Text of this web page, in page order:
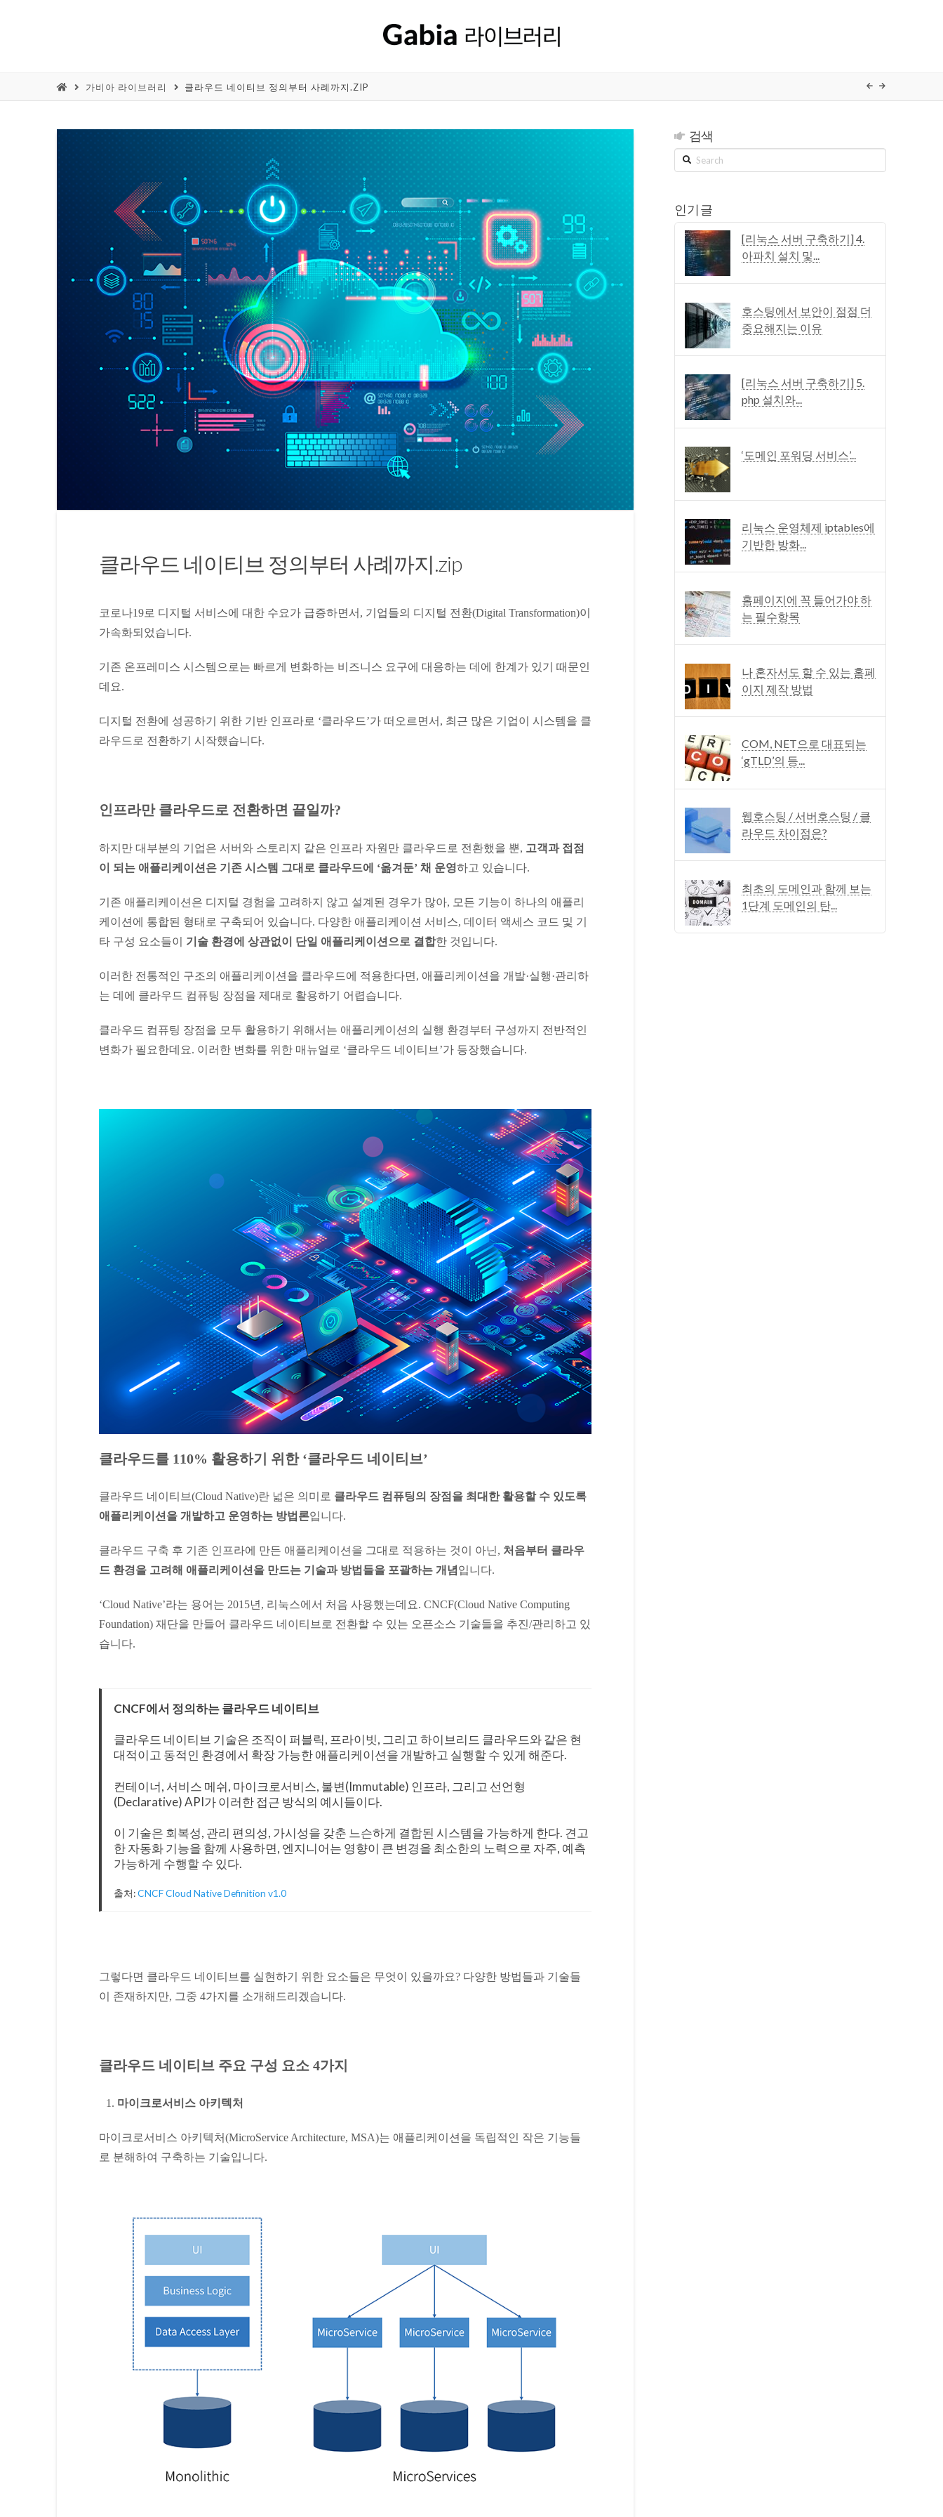
가비아 라이브러리 클라우드 네이티브 정의부터 사례까지.ZIP
클라우드 네이티브 정의부터 사례까지.zip
코로나19로 디지털 서비스에 대한 수요가 급증하면서, 기업들의 디지털 전환(Digital Transformation)이
가속화되었습니다.
기존 온프레미스 시스템으로는 빠르게 변화하는 비즈니스 요구에 대응하는 데에 한계가 있기 때문인
데요.
디지털 전환에 성공하기 위한 기반 인프라로 ‘클라우드’가 떠오르면서, 최근 많은 기업이 시스템을 클
라우드로 전환하기 시작했습니다.
인프라만 클라우드로 전환하면 끝일까?
하지만 대부분의 기업은 서버와 스토리지 같은 인프라 자원만 클라우드로 전환했을 뿐, 고객과 접점
이 되는 애플리케이션은 기존 시스템 그대로 클라우드에 ‘옮겨둔’ 채 운영하고 있습니다.
기존 애플리케이션은 디지털 경험을 고려하지 않고 설계된 경우가 많아, 모든 기능이 하나의 애플리
케이션에 통합된 형태로 구축되어 있습니다. 다양한 애플리케이션 서비스, 데이터 액세스 코드 및 기
타 구성 요소들이 기술 환경에 상관없이 단일 애플리케이션으로 결합한 것입니다.
이러한 전통적인 구조의 애플리케이션을 클라우드에 적용한다면, 애플리케이션을 개발·실행·관리하
는 데에 클라우드 컴퓨팅 장점을 제대로 활용하기 어렵습니다.
클라우드 컴퓨팅 장점을 모두 활용하기 위해서는 애플리케이션의 실행 환경부터 구성까지 전반적인
변화가 필요한데요. 이러한 변화를 위한 매뉴얼로 ‘클라우드 네이티브’가 등장했습니다.
클라우드를 110% 활용하기 위한 ‘클라우드 네이티브’
클라우드 네이티브(Cloud Native)란 넓은 의미로 클라우드 컴퓨팅의 장점을 최대한 활용할 수 있도록
애플리케이션을 개발하고 운영하는 방법론입니다.
클라우드 구축 후 기존 인프라에 만든 애플리케이션을 그대로 적용하는 것이 아닌, 처음부터 클라우
드 환경을 고려해 애플리케이션을 만드는 기술과 방법들을 포괄하는 개념 입니다.
‘Cloud Native’라는 용어는 2015년, 리눅스에서 처음 사용했는데요. CNCF(Cloud Native Computing
Foundation) 재단을 만들어 클라우드 네이티브로 전환할 수 있는 오픈소스 기술들을 추진/관리하고 있
습니다.
CNCF에서 정의하는 클라우드 네이티브
클라우드 네이티브 기술은 조직이 퍼블릭, 프라이빗, 그리고 하이브리드 클라우드와 같은 현
대적이고 동적인 환경에서 확장 가능한 애플리케이션을 개발하고 실행할 수 있게 해준다.
컨테이너, 서비스 메쉬, 마이크로서비스, 불변(Immutable) 인프라, 그리고 선언형
(Declarative) API가 이러한 접근 방식의 예시들이다.
이 기술은 회복성, 관리 편의성, 가시성을 갖춘 느슨하게 결합된 시스템을 가능하게 한다. 견고
한 자동화 기능을 함께 사용하면, 엔지니어는 영향이 큰 변경을 최소한의 노력으로 자주, 예측
가능하게 수행할 수 있다.
출처:CNCF Cloud Native Definition v1.0
그렇다면 클라우드 네이티브를 실현하기 위한 요소들은 무엇이 있을까요? 다양한 방법들과 기술들
이 존재하지만, 그중 4가지를 소개해드리겠습니다.
클라우드 네이티브 주요 구성 요소 4가지
마이크로서비스 아키텍처
마이크로서비스 아키텍처(MicroService Architecture, MSA)는 애플리케이션을 독립적인 작은 기능들
로 분해하여 구축하는 기술입니다.
검색
Search
인기 글
[리눅스 서버 구축하기] 4.
아파치 설치 및...
호스팅에서 보안이 점점 더
중요해지는 이유
[리눅스 서버 구축하기] 5.
php 설치와...
‘도메인 포워딩 서비스’...
리눅스 운영체제 iptables에
기반한 방화...
홈페이지에 꼭 들어가야 하
는 필수항목
나 혼자서도 할 수 있는 홈페
이지 제작 방법
COM, NET으로 대표되는
‘gTLD’의 등...
웹호스팅 / 서버호스팅 / 클
라우드 차이점은?
최초의 도메인과 함께 보는
1단계 도메인의 탄...